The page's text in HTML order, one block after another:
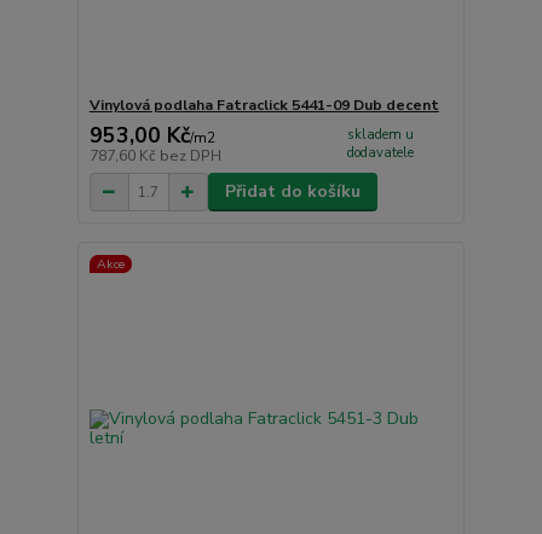
Vinylová podlaha Fatraclick 5441-09 Dub decent
953,00 Kč/m2
787,60 Kč bez DPH
skladem u
dodavatele
Přidat do košíku
Akce